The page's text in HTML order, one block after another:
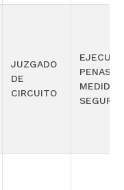
JUZGADO
DE
CIRCUITO
PENAS Y